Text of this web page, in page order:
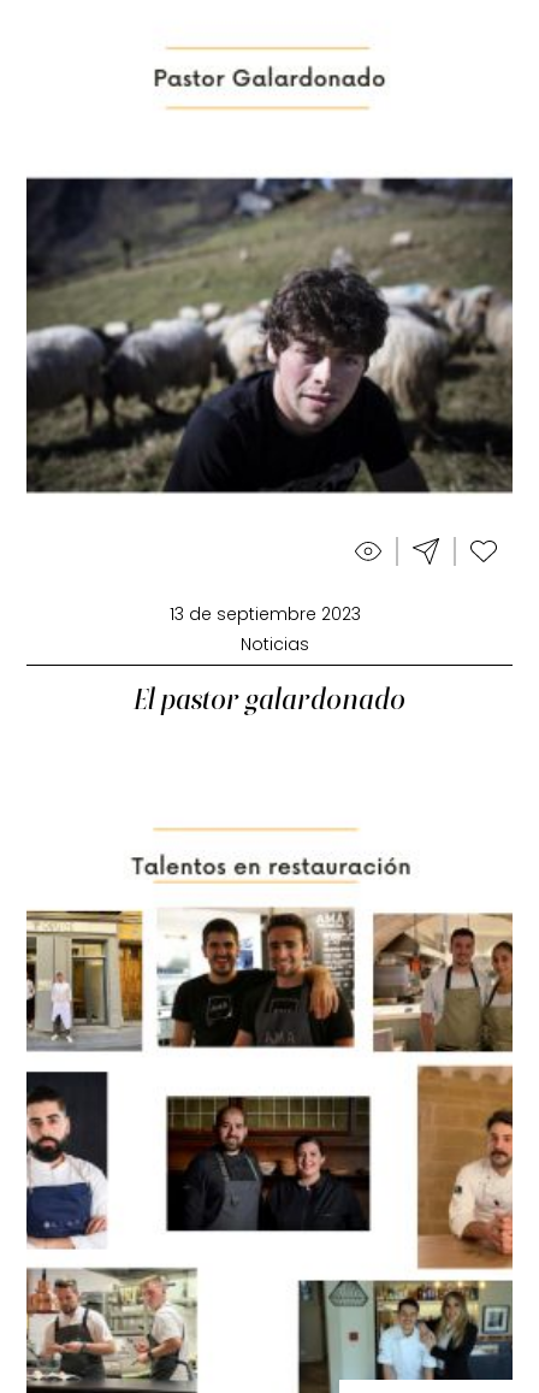
13 de septiembre 2023
Noticias
El pastor galardonado